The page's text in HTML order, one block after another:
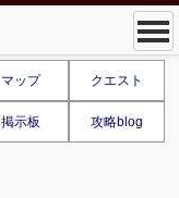
マップ クエスト
掲示板 攻略blog